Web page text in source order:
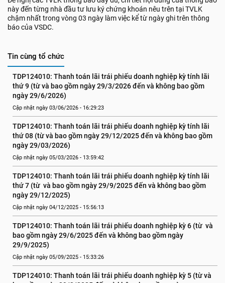
này đến từng nhà đầu tư lưu ký chứng khoán nêu trên tại TVLK
chậm nhất trong vòng 03 ngày làm việc kể từ ngày ghi trên thông
báo của VSDC.
Tin cùng tổ chức
TDP124010: Thanh toán lãi trái phiếu doanh nghiệp kỳ tính lãi
thứ 9 (từ và bao gồm ngày 29/3/2026 đến và không bao gồm
ngày 29/6/2026)
Cập nhật ngày 03/06/2026 - 16:29:23
TDP124010: Thanh toán lãi trái phiếu doanh nghiệp kỳ tính lãi
thứ 08 (từ và bao gồm ngày 29/12/2025 đến và không bao gồm
ngày 29/03/2026)
Cập nhật ngày 05/03/2026 - 13:59:42
TDP124010: Thanh toán lãi trái phiếu doanh nghiệp kỳ tính lãi
thứ 7 (từ  và bao gồm ngày 29/9/2025 đến và không bao gồm
ngày 29/12/2025)
Cập nhật ngày 04/12/2025 - 15:56:13
TDP124010: Thanh toán lãi trái phiếu doanh nghiệp kỳ 6 (từ  và
bao gồm ngày 29/6/2025 đến và không bao gồm ngày
29/9/2025)
Cập nhật ngày 05/09/2025 - 15:33:26
TDP124010: Thanh toán lãi trái phiếu doanh nghiệp kỳ 5 (từ và